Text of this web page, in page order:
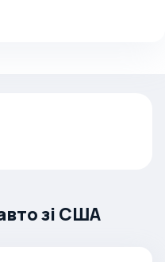
зі США